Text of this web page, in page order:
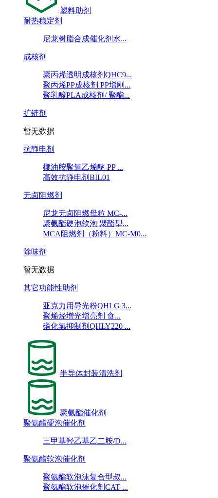
塑料助剂
耐热稳定剂
尼龙树脂合成催化剂水...
成核剂
聚丙烯透明成核剂QHC9...
聚丙烯PP成核剂 PP增刚...
聚乳酸PLA成核剂/ 聚酯...
扩链剂
暂无数据
抗静电剂
椰油胺聚氧乙烯醚 PP ...
高效抗静电剂BIL01
无卤阻燃剂
尼龙无卤阻燃母粒 MC-...
聚氨酯硬泡软泡 聚酯型...
MCA阻燃剂（粉料）MC-M0...
除味剂
暂无数据
其它功能性助剂
亚克力用导光粉QHLG 3...
聚烯烃增光增亮剂 食...
磷化氢抑制剂QHLY220 ...
半导体封装清洗剂
聚氨酯催化剂
聚氨酯硬泡催化剂
三甲基羟乙基乙二胺/D...
聚氨酯软泡催化剂
聚氨酯软泡沫复合型叔...
聚氨酯软泡催化剂CAT ...